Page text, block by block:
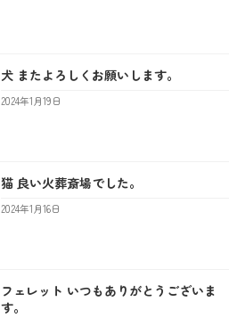
犬 またよろしくお願いします。
2024年1月19日
猫 良い火葬斎場でした。
2024年1月16日
フェレット いつもありがとうございま
す。